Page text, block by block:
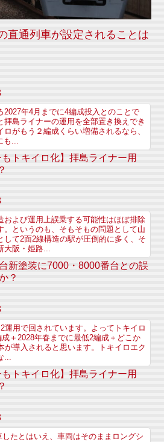
直通列車が設定されることは
2027年4月までに4編成投入とのことで
拝島ライナーの運用を全部置き換えでき
ロがもう２編成くらい増備されるなら、
...
もトキイロ化】拝島ライナー用
および運用上誤乗する可能性はほぼ排除
。というのも、そもそもの問題として山
して2面2線構造の駅が圧倒的に多く、そ
大阪・姫路...
新塗装に7000・8000番台との誤
？
運用で回されています。よってトキイロ
＋2028年春までに最低2編成＋どこか
が導入されると思います。トキイロエク
...
もトキイロ化】拝島ライナー用
たとはいえ、車両はそのままロングシ